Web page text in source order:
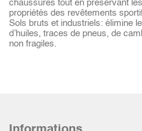
chaussures tout en préservant
propriétés des revêtements
Sols bruts et industriels: élimine
d’huiles, traces de pneus, de
non fragiles.